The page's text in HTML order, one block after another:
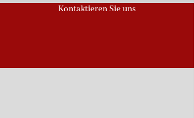
Kontaktieren Sie uns